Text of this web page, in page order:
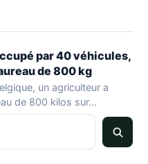
par 40 véhicules,
de 800 kg
un agriculteur a
de 800 kilos sur…